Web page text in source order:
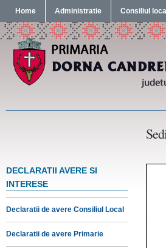
Home Administratie Consiliul local
DECLARATII AVERE SI
INTERESE
Declaratii de avere Consiliul Local
Declaratii de avere Primarie